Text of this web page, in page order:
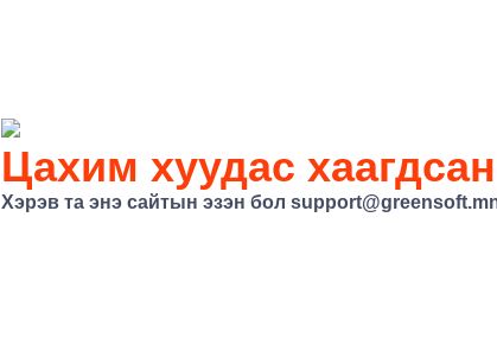
Цахим хуудас
Хэрэв та энэ сайтын эзэн бол